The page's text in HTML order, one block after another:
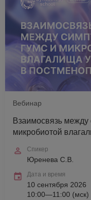
Вебинар
Взаимосвязь
микробиотой
Спикер
Юренева С.В.
Дата и время
10 сентября 2026
10:00—11:00 (мск)